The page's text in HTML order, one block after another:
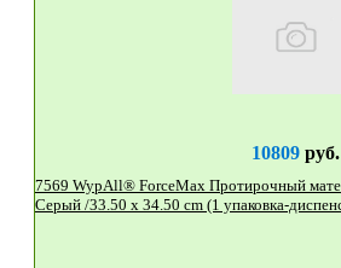
10809руб.
7569 WypAll® ForceMax Протирочный материал - Сложенные в 1/4 /